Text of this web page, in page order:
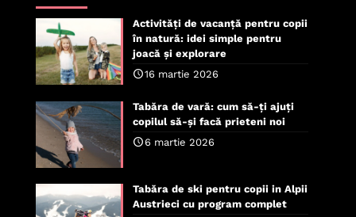
Activități de vacanță pentru copii
în natură: idei simple pentru
joacă și explorare
16 martie 2026
Tabăra de vară: cum să-ți ajuți
copilul să-și facă prieteni noi
6 martie 2026
Tabăra de ski pentru copii in Alpii
Austrieci cu program complet